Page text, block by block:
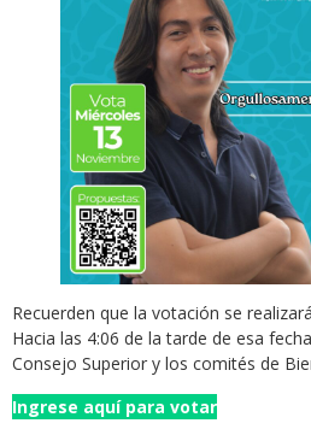
Recuerden que la votación se
Hacia las 4:06 de la tarde de esa
Consejo Superior y los comités de
Ingrese aquí para votar